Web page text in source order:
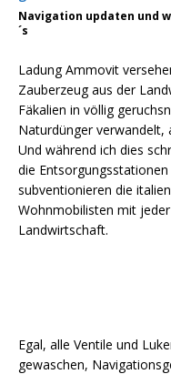
Navigation updaten und
´s
Ladung Ammovit
Zauberzeug aus der
Fäkalien in völlig
Naturdünger verwandelt,
Und während ich dies
die
subventionieren die
Wohnmobilisten mit
Landwirtschaft.
Egal, alle Ventile und
gewaschen,